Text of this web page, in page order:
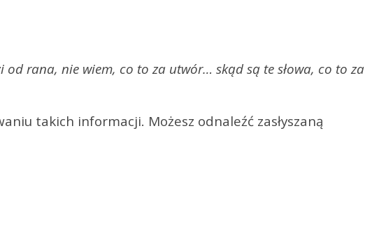
rana, nie wiem, co to za utwór… skąd są te słowa, co to za
takich informacji. Możesz odnaleźć zasłyszaną